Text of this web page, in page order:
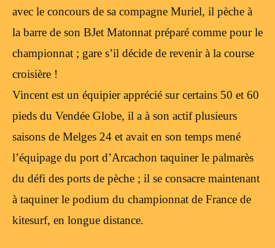
avec le concours de sa compagne Muriel, il pèche à
la barre de son BJet Matonnat préparé comme pour le
championnat ; gare s’il décide de revenir à la course
croisière !
Vincent est un équipier apprécié sur certains 50 et 60
pieds du Vendée Globe, il a à son actif plusieurs
saisons de Melges 24 et avait en son temps mené
l’équipage du port d’Arcachon taquiner le palmarès
du défi des ports de pèche ; il se consacre maintenant
à taquiner le podium du championnat de France de
kitesurf, en longue distance.